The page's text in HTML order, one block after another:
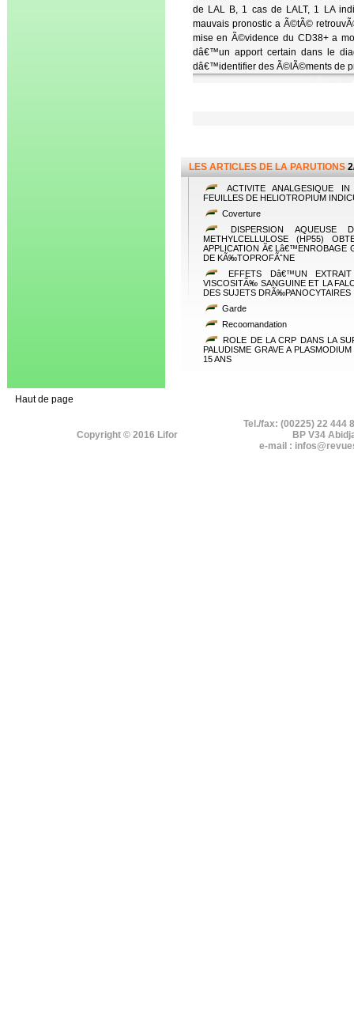
de LAL B, 1 cas de LALT, 1 LA
mauvais pronostic a Ã©tÃ©
mise en Ã©vidence du CD38+ a
dâ€™un apport certain dans le
dâ€™identifier des Ã©lÃ©ments de
LES ARTICLES DE LA PARUTIONS
ACTIVITE ANALGESIQUE
FEUILLES DE HELIOTROPIUM
Coverture
DISPERSION AQUEUSE
METHYLCELLULOSE (HP55)
APPLICATION Ã€
DE KÃ‰TOPROFÃˆNE
EFFETS Dâ€™UN
VISCOSITÃ‰ SANGUINE ET LA
DES SUJETS DRÃ‰PANOCYTAIRES
Garde
Recoomandation
ROLE DE LA CRP DANS LA
PALUDISME GRAVE A
15 ANS
Haut de page
Copyright © 2016 Lifor
Tel./fax: (00225) 22 444
BP V34
e-mail :